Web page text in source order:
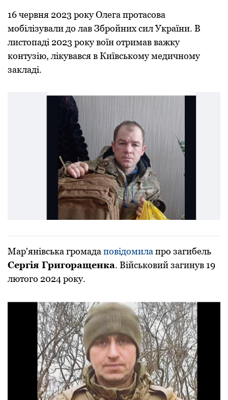
16 червня 2023 року Олега протасова
мобілізували до лав Збройних сил України. В
листопаді 2023 року воїн отримав важку
контузію, лікувався в Київському медичному
закладі.
Мар'янівська громадаповідомилапро загибель
Сергія Григоращенка. Військовий загинув 19
лютого 2024 року.